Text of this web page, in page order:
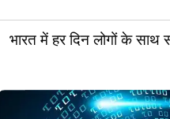
भारत में हर दिन लोगों के